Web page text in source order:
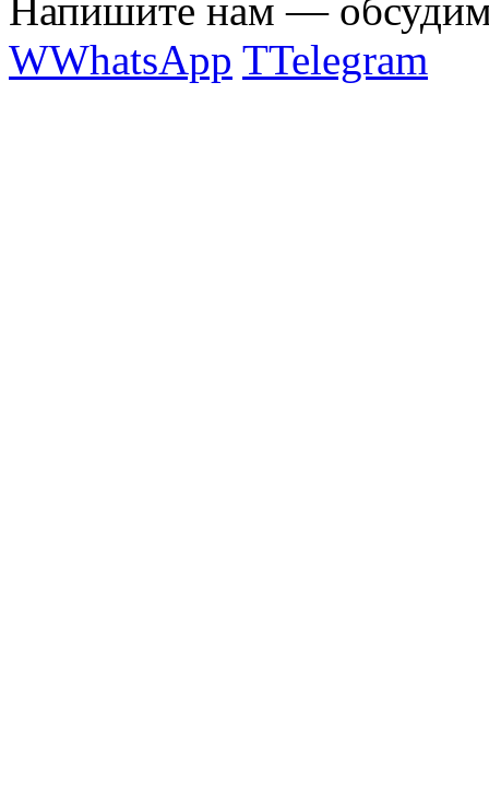
Напишите нам —
WWhatsApp TTelegram